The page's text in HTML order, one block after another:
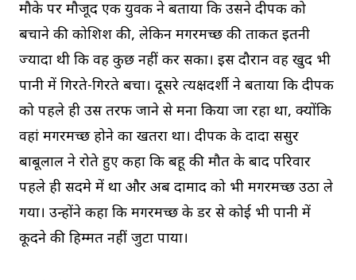
मौके पर मौजूद एक युवक ने बताया कि उसने दीपक को
बचाने की कोशिश की, लेकिन मगरमच्छ की ताकत इतनी
ज्यादा थी कि वह कुछ नहीं कर सका। इस दौरान वह खुद भी
पानी में गिरते-गिरते बचा। दूसरे प्रत्यक्षदर्शी ने बताया कि दीपक
को पहले ही उस तरफ जाने से मना किया जा रहा था, क्योंकि
वहां मगरमच्छ होने का खतरा था। दीपक के दादा ससुर
बाबूलाल ने रोते हुए कहा कि बहू की मौत के बाद परिवार
पहले ही सदमे में था और अब दामाद को भी मगरमच्छ उठा ले
गया। उन्होंने कहा कि मगरमच्छ के डर से कोई भी पानी में
कूदने की हिम्मत नहीं जुटा पाया।